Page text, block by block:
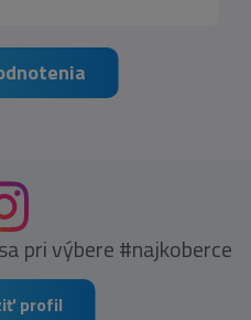
pri výbere #najkoberce
profil